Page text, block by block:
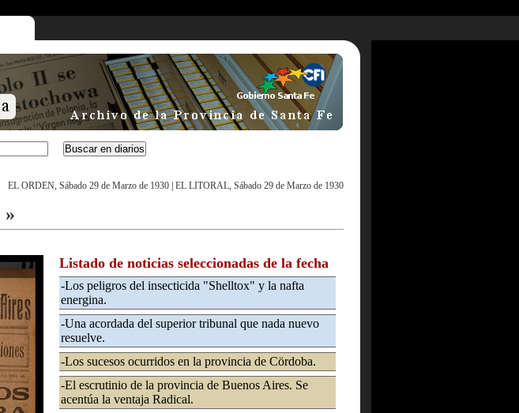
EL ORDEN, Sábado 29 de Marzo de 1930 EL LITORAL, Sábado 29 de Marzo de 1930
»
Listado de noticias seleccionadas de la fecha
-Los peligros del insecticida "Shelltox" y la nafta
energina.
-Una acordada del superior tribunal que nada nuevo
resuelve.
-Los sucesos ocurridos en la provincia de Cördoba.
-El escrutinio de la provincia de Buenos Aires. Se
acentúa la ventaja Radical.